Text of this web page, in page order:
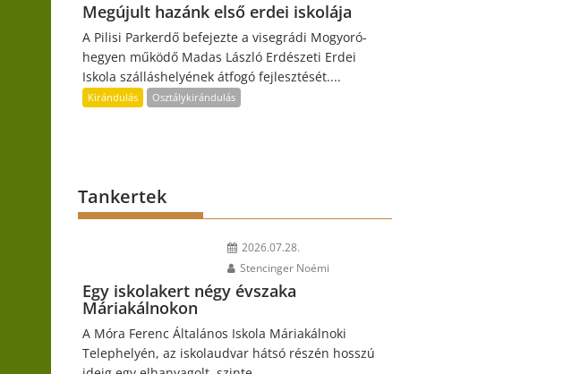
Megújult hazánk első erdei iskolája
A Pilisi Parkerdő befejezte a visegrádi Mogyoró-
hegyen működő Madas László Erdészeti Erdei
Iskola szálláshelyének átfogó fejlesztését....
Kirándulás Osztálykirándulás
Tankertek
2026.07.28.
Stencinger Noémi
Egy iskolakert négy évszaka
Máriakálnokon
A Móra Ferenc Általános Iskola Máriakálnoki
Telephelyén, az iskolaudvar hátsó részén hosszú